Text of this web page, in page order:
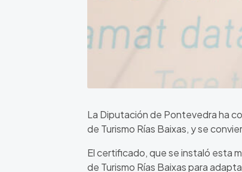
La Diputación de Pontevedra ha
de Turismo Rías Baixas, y se
El certificado, que se instaló esta
de Turismo Rías Baixas para